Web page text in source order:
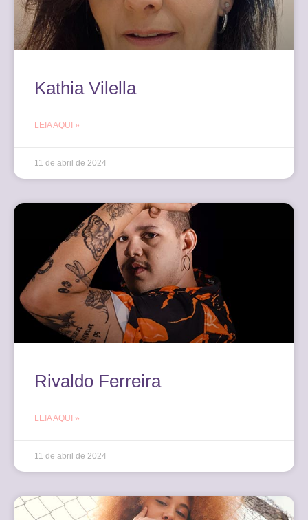
Kathia Vilella
LEIA AQUI »
11 de abril de 2024
Rivaldo Ferreira
LEIA AQUI »
11 de abril de 2024